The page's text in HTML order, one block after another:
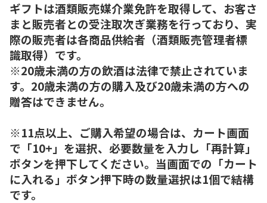
ギフトは酒類販売媒介業免許を取得して、お客さ
まと販売者との受注取次ぎ業務を行っており、実
際の販売者は各商品供給者（酒類販売管理者標
識取得）です。
※20歳未満の方の飲酒は法律で禁止されていま
す。20歳未満の方の購入及び20歳未満の方への
贈答はできません。
※11点以上、ご購入希望の場合は、カート画面
で「10+」を選択、必要数量を入力し「再計算」
ボタンを押下してください。当画面での「カート
に入れる」ボタン押下時の数量選択は1個で結構
です。